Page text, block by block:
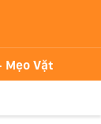
Mẹo Vặt